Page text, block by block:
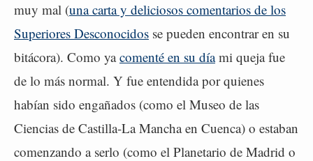
muy mal (una carta y deliciosos comentarios de los
Superiores Desconocidos se pueden encontrar en su
bitácora). Como yacomenté en su díami queja fue
de lo más normal. Y fue entendida por quienes
habían sido engañados (como el Museo de las
Ciencias de Castilla-La Mancha en Cuenca) o estaban
comenzando a serlo (como el Planetario de Madrid o